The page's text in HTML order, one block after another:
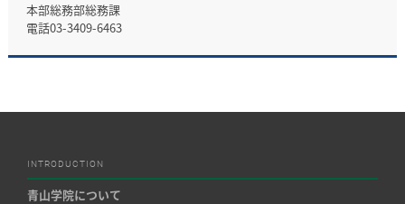
本部総務部総務課
電話03-3409-6463
INTRODUCTION
青山学院について